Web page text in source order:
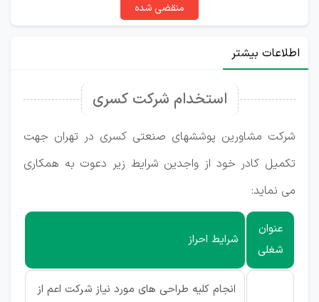
منقضی شده
اطلاعات بیشتر
استخدام شرکت کسری
شرکت مشاورین پوششهای صنعتی کسری در تهران جهت
تکمیل کادر خود از واجدین شرایط زیر دعوت به همکاری
می نماید:
عنوان
شغلی
شرایط احراز
انجام کلیه طراحی های مورد نیاز شرکت اعم از